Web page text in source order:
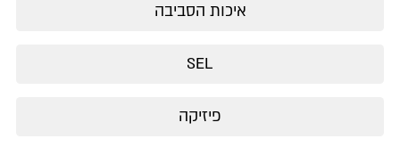
איכות הסביבה
SEL
פיזיקה